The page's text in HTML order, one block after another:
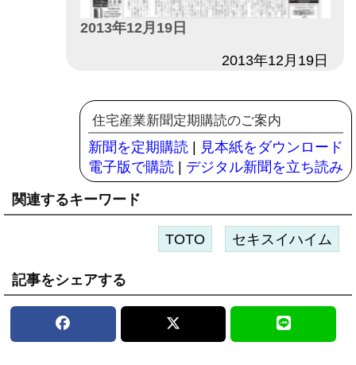
2013年12月19日
2013年12月19日
住宅産業新聞定期購読のご案内
新聞を定期購読
見本紙をダウンロード
電子版で購読
デジタル新聞を立ち読み
関連するキーワード
TOTO セキスイハイム
記事をシェアする